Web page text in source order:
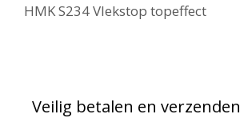
HMK S234 Vlekstop topeffect
Veilig betalen en verzenden